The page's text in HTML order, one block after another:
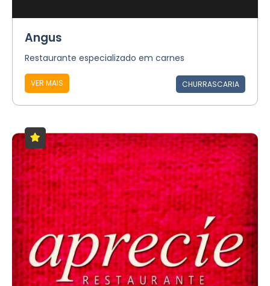
Angus
Restaurante especializado em carnes
VER MAIS CHURRASCARIA